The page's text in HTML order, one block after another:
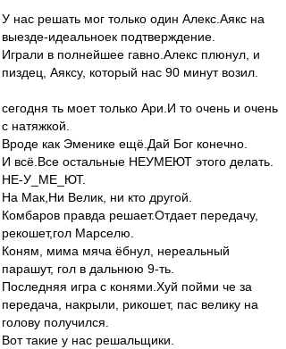
У нас решать мог только один Алекс.Аякс на
выезде-идеальноек подтверждение.
Играли в полнейшее гавно.Алекс плюнул, и
пиздец, Аяксу, который нас 90 минут возил.
сегодня ть моет только Ари.И то очень и очень
с натяжкой.
Вроде как Эменике ещё.Дай Бог конечно.
И всё.Все остальные НЕУМЕЮТ этого делать.
НЕ-У_МЕ_ЮТ.
На Мак,Ни Велик, ни кто другой.
Комбаров правда решает.Отдает передачу,
рекошет,гол Марселю.
Коням, мима мяча ёбнул, нереальный
парашут, гол в дальнюю 9-ть.
Последняя игра с конями.Хуй пойми че за
передача, накрыли, рикошет, пас велику на
голову получился.
Вот такие у нас решальщики.